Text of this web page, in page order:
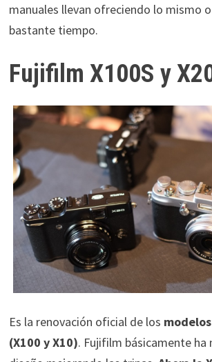
manuales llevan ofreciendo lo mismo
bastante tiempo.
Fujifilm X100S y
Es la renovación oficial de los
(X100 y X10). Fujifilm básicamente ha